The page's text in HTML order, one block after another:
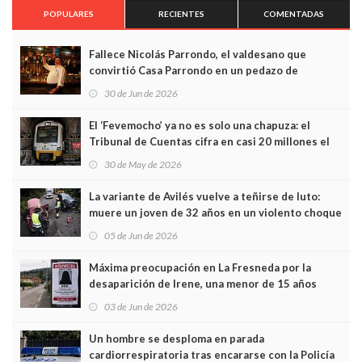
POPULARES RECIENTES COMENTADAS
Fallece Nicolás Parrondo, el valdesano que
convirtió Casa Parrondo en un pedazo de
30 de Jun de 2026
El ‘Fevemocho’ ya no es solo una chapuza: el
Tribunal de Cuentas cifra en casi 20 millones el
30 de May de 2026
La variante de Avilés vuelve a teñirse de luto:
muere un joven de 32 años en un violento choque
05 de Jun de 2026
Máxima preocupación en La Fresneda por la
desaparición de Irene, una menor de 15 años
03 de Jun de 2026
Un hombre se desploma en parada
cardiorrespiratoria tras encararse con la Policía